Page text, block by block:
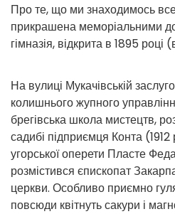
Про те, що ми знаходимось все
прикрашена меморіальними
гімназія, відкрита в 1895
На вулиці Мукачівській
колишнього жупного
брегівська школа мистецтв,
садибі підприємця Конта (1912
угорської оперети Пласте
розмістився єпископат
церкви. Особливо приємно
повсюди квітнуть сакури і